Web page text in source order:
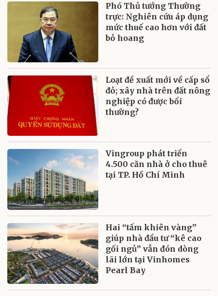
Phó Thủ tướng Thường
trực: Nghiên cứu áp dụng
mức thuế cao hơn với đất
bỏ hoang
Loạt đề xuất mới về cấp sổ
đỏ; xây nhà trên đất nông
nghiệp có được bổi
thường?
Vingroup phát triển
4.500 căn nhà ở cho thuê
tại TP. Hồ Chí Minh
Hai “tấm khiên vàng”
giúp nhà đầu tư “kê cao
gối ngủ” vẫn đón dòng
lãi lớn tại Vinhomes
Pearl Bay